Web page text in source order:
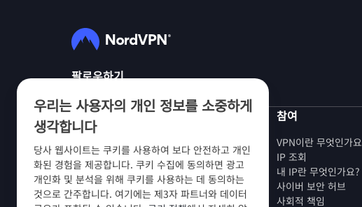
우리는 사용자의 개인 정보를 소중하게
생각합니다
당사 웹사이트는 쿠키를 사용하여 보다 안전하고 개인
화된 경험을 제공합니다. 쿠키 수집에 동의하면 광고
개인화 및 분석을 위해 쿠키를 사용하는 데 동의하는
것으로 간주합니다. 여기에는 제3자 파트너와 데이터
팔로우하기
NordVPN
회사 소개
채용 정보
VPN 무료 체험판
VPN 라우터
후기
참여
VPN이란 무엇인가요
IP 조회
내 IP란 무엇인가요?
사이버 보안 허브
사회적 책임